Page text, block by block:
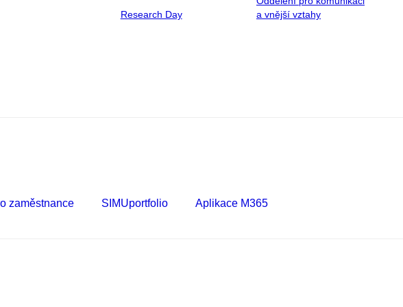
Research Day
a vnější vztahy
zaměstnance SIMUportfolio Aplikace M365